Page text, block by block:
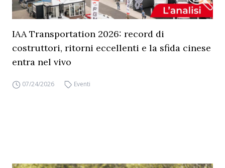
IAA Transportation 2026: record di
costruttori, ritorni eccellenti e la sfida cinese
entra nel vivo
07/24/2026 Eventi